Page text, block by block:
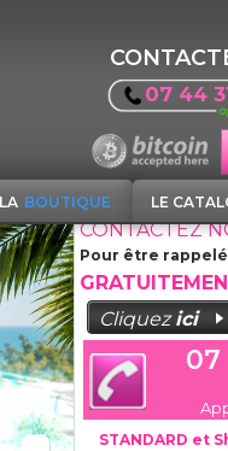
07 44
LA BOUTIQUE LE
CONTACTEZ
Pour être rappelé
Cliquezici
07
STANDARD et